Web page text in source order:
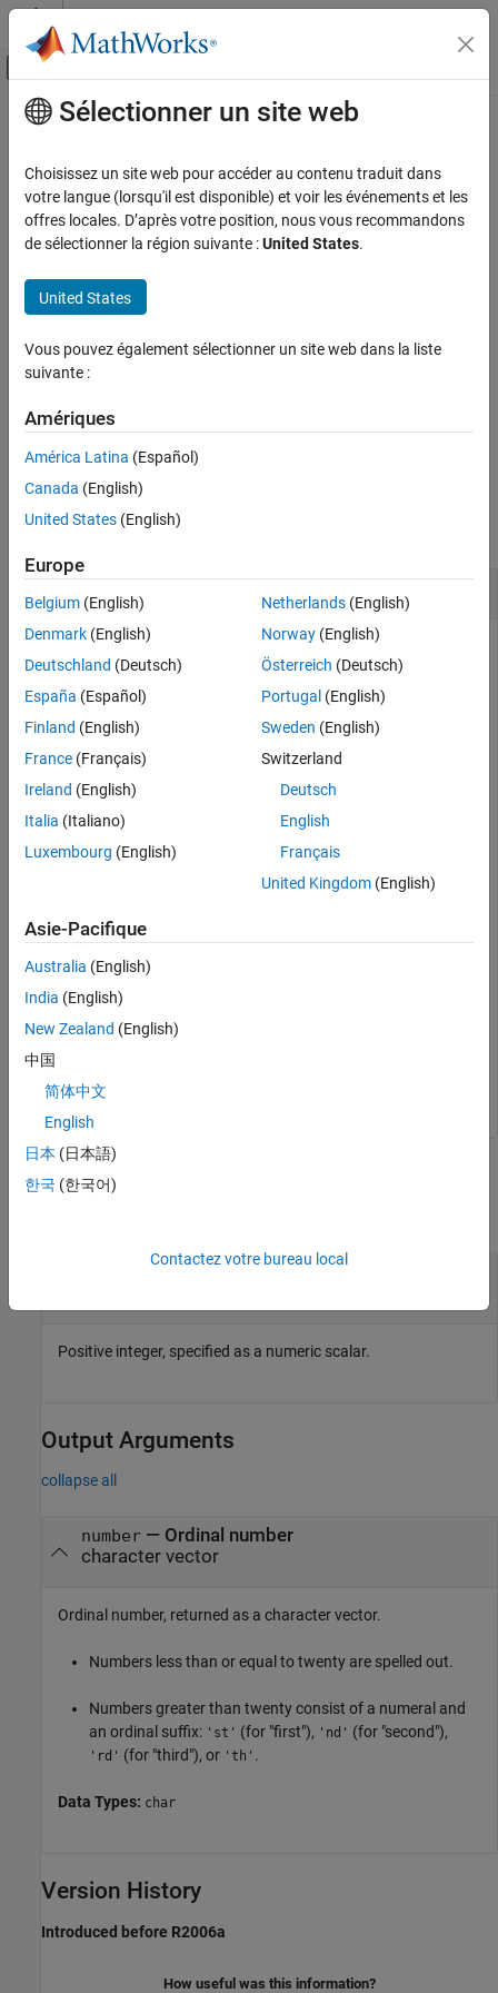
Passer au contenu
Activer/désactiver l'affichage du menu
Accueil de la documentation
Image Processing Toolbox
Import, Export, and Conversion
iptnum2ordinal
Examples
Output Arguments
Version History
Contenu principal
iptnum2ordinal
Convert positive integer to ordinal character vector
collapse all in page
ordstr = iptnum2ordinal(number)
ordstr = iptnum2ordinal(
Examples
Convert the number 4 to an ordinal number. The ordinal
number is spelled out in entirety.
str = iptnum2ordinal(4)
str =
    'fourth'
Convert the number 23 to an ordinal number. The ordinal
str = iptnum2ordinal(23)
str =
Input Arguments
—Positive integer
Positive integer, specified as a numeric scalar.
Output Arguments
collapse all
number— Ordinal number
character vector
Ordinal number, returned as a character vector.
Numbers less than or equal to twenty are spelled out.
Numbers greater than twenty consist of a numeral and
an ordinal suffix: 'st' (for "first"), 'nd' (for "second"),
'rd' (for "third"), or 'th' .
Data Types: char
Version History
Introduced before R2006a
How useful was this information?
Sélectionner un site web
Choisissez un site web pour accéder au contenu traduit dans
votre langue (lorsqu'il est disponible) et voir les événements et les
offres locales. D’après votre position, nous vous recommandons
de sélectionner la région suivante :United States.
United States
Vous pouvez également sélectionner un site web dans la liste
suivante :
Amériques
América Latina (Español)
Canada (English)
United States (English)
Europe
Belgium (English)
Denmark (English)
Deutschland (Deutsch)
España (Español)
Finland (English)
France (Français)
Ireland (English)
Italia (Italiano)
Luxembourg (English)
Netherlands(English)
Norway(English)
Österreich (Deutsch)
Portugal (English)
Sweden (English)
Switzerland
Deutsch
English
Français
United Kingdom(English)
Asie-Pacifique
Australia (English)
India (English)
New Zealand (English)
中国
简体中文
English
日本 (日本語)
한국 (한국어)
Contactez votre bureau local